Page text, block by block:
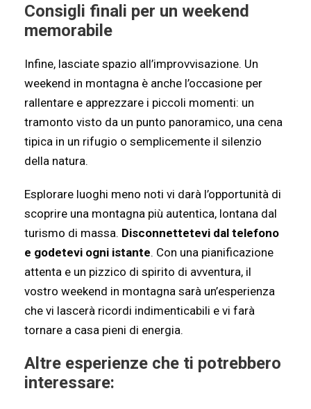
Consigli finali per un weekend
memorabile
Infine, lasciate spazio all’improvvisazione. Un
weekend in montagna è anche l’occasione per
rallentare e apprezzare i piccoli momenti: un
tramonto visto da un punto panoramico, una cena
tipica in un rifugio o semplicemente il silenzio
della natura.
Esplorare luoghi meno noti vi darà l’opportunità di
scoprire una montagna più autentica, lontana dal
turismo di massa. Disconnettetevi dal telefono
e godetevi ogni istante. Con una pianificazione
attenta e un pizzico di spirito di avventura, il
vostro weekend in montagna sarà un’esperienza
che vi lascerà ricordi indimenticabili e vi farà
tornare a casa pieni di energia.
Altre esperienze che ti potrebbero
interessare: